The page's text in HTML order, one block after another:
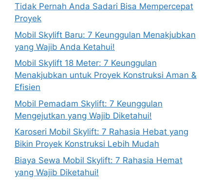
Tidak Pernah Anda Sadari Bisa Mempercepat
Proyek
Mobil Skylift Baru: 7 Keunggulan Menakjubkan
yang Wajib Anda Ketahui!
Mobil Skylift 18 Meter: 7 Keunggulan
Menakjubkan untuk Proyek Konstruksi Aman &
Efisien
Mobil Pemadam Skylift: 7 Keunggulan
Mengejutkan yang Wajib Diketahui!
Karoseri Mobil Skylift: 7 Rahasia Hebat yang
Bikin Proyek Konstruksi Lebih Mudah
Biaya Sewa Mobil Skylift: 7 Rahasia Hemat
yang Wajib Diketahui!